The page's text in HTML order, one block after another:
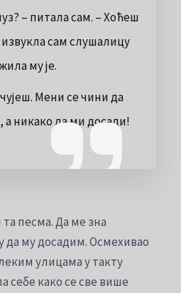
– питала сам. – Хоћеш
сам слушалицу
му је.
Мени се чини да
а никако да ми досади!
песма. Да ме зна
да му досадим. Осмехивао
улицама у такту
себе како се све више